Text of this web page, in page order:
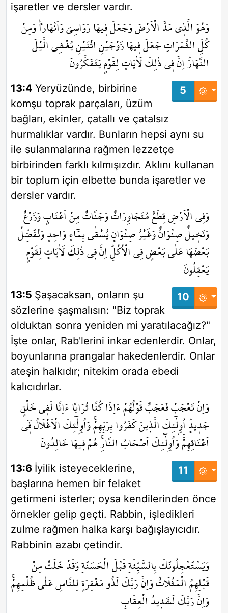
işaretler ve dersler vardır.
وَهُوَ الَّذ۪ي مَدَّ الْاَرْضَ وَجَعَلَ ف۪يهَا رَوَاسِيَ وَاَنْهَاراًۜ وَمِنْ
كُلِّ الثَّمَرَاتِ جَعَلَ ف۪يهَا زَوْجَيْنِ اثْنَيْنِ يُغْشِي الَّيْلَ
النَّهَارَۜ اِنَّ ف۪ي ذٰلِكَ لَاٰيَاتٍ لِقَوْمٍ يَتَفَكَّرُونَ
5
13:4 Yeryüzünde, birbirine
komşu toprak parçaları, üzüm
bağları, ekinler, çatallı ve çatalsız
hurmalıklar vardır. Bunların hepsi aynı su
ile sulanmalarına rağmen lezzetçe
birbirinden farklı kılmışızdır. Aklını kullanan
bir toplum için elbette bunda işaretler ve
dersler vardır.
وَفِي الْاَرْضِ قِطَعٌ مُتَجَاوِرَاتٌ وَجَنَّاتٌ مِنْ اَعْنَابٍ وَزَرْعٌ
وَنَخ۪يلٌ صِنْوَانٌ وَغَيْرُ صِنْوَانٍ يُسْقٰى بِمَٓاءٍ وَاحِدٍ۠ وَنُفَضِّلُ
بَعْضَهَا عَلٰى بَعْضٍ فِي الْاُكُلِۜ اِنَّ ف۪ي ذٰلِكَ لَاٰيَاتٍ لِقَوْمٍ
يَعْقِلُونَ
10
13:5 Şaşacaksan, onların şu
sözlerine şaşmalısın: "Biz toprak
olduktan sonra yeniden mi yaratılacağız?"
İşte onlar, Rab'lerini inkar edenlerdir. Onlar,
boyunlarına prangalar hakedenlerdir. Onlar
ateşin halkıdır; nitekim orada ebedi
kalıcıdırlar.
وَاِنْ تَعْجَبْ فَعَجَبٌ قَوْلُهُمْ ءَاِذَا كُنَّا تُرَاباً ءَاِنَّا لَف۪ي خَلْقٍ
جَد۪يدٍۜ اُو۬لٰٓئِكَ الَّذ۪ينَ كَفَرُوا بِرَبِّهِمْۚ وَاُو۬لٰٓئِكَ الْاَغْلَالُ ف۪ٓي
اَعْنَاقِهِمْۚ وَاُو۬لٰٓئِكَ اَصْحَابُ النَّارِۚ هُمْ ف۪يهَا خَالِدُونَ
11
13:6 İyilik isteyeceklerine,
başlarına hemen bir felaket
getirmeni isterler; oysa kendilerinden önce
örnekler gelip geçti. Rabbin, işledikleri
zulme rağmen halka karşı bağışlayıcıdır.
Rabbinin azabı çetindir.
وَيَسْتَعْجِلُونَكَ بِالسَّيِّئَةِ قَبْلَ الْحَسَنَةِ وَقَدْ خَلَتْ مِنْ
قَبْلِهِمُ الْمَثُلَاتُۜ وَاِنَّ رَبَّكَ لَذُو مَغْفِرَةٍ لِلنَّاسِ عَلٰى ظُلْمِهِمْۚ
وَاِنَّ رَبَّكَ لَشَد۪يدُ الْعِقَابِ